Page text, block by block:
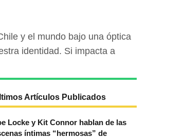
y el mundo bajo una óptica
identidad. Si impacta a
Artículos Publicados
Locke y Kit Connor hablan de las
íntimas “hermosas” de